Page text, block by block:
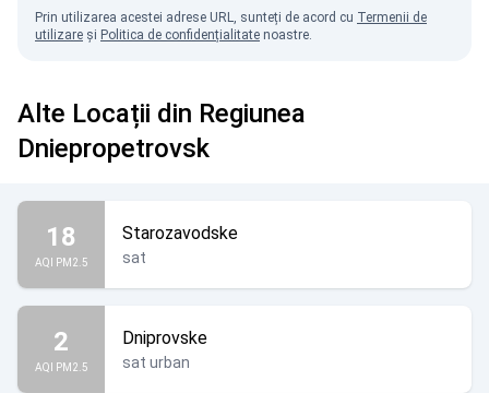
Prin utilizarea acestei adrese URL, sunteți de acord cu Termenii de
utilizare și Politica de confidențialitate noastre.
Alte Locații din Regiunea
Dniepropetrovsk
18
AQI PM2.5
Starozavodske
sat
2
AQI PM2.5
Dniprovske
sat urban